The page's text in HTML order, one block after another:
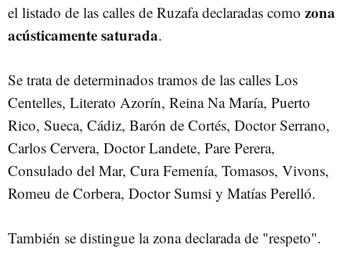
el listado de las calles de Ruzafa declaradas como zona
acústicamente saturada.
Se trata de determinados tramos de las calles Los
Centelles, Literato Azorín, Reina Na María, Puerto
Rico, Sueca, Cádiz, Barón de Cortés, Doctor Serrano,
Carlos Cervera, Doctor Landete, Pare Perera,
Consulado del Mar, Cura Femenía, Tomasos, Vivons,
Romeu de Corbera, Doctor Sumsi y Matías Perelló.
También se distingue la zona declarada de "respeto".